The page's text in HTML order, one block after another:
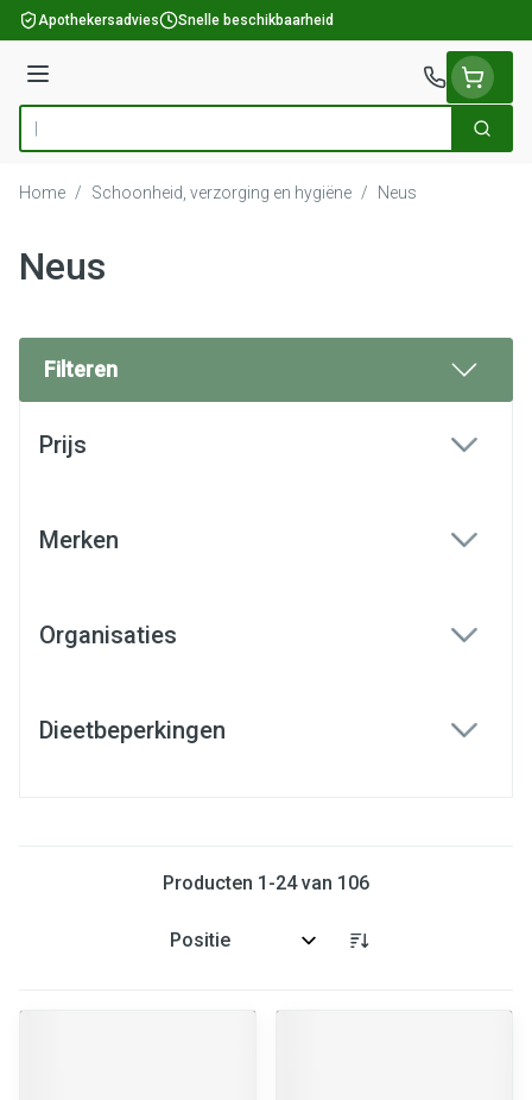
Ga naar de inhoud
Apothekersadvies Snelle beschikbaarheid
Menu
Product, merk, categorie... Zoek
Home / Schoonheid, verzorging en hygiëne / Neus
Neus
Filteren
Prijs
Merken
Organisaties
Dieetbeperkingen
Producten 1 -24van 106
Sorteer op: